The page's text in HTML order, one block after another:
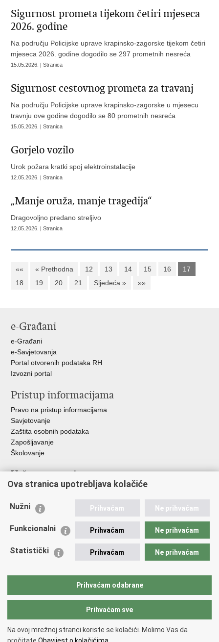
Sigurnost prometa tijekom četiri mjeseca
2026. godine
Na području Policijske uprave krapinsko-zagorske tijekom četiri
mjeseca 2026. godine dogodilo se 297 prometnih nesreća
15.05.2026. | Stranica
Sigurnost cestovnog prometa za travanj
Na području Policijske uprave krapinsko-zagorske u mjesecu
travnju ove godine dogodilo se 80 prometnih nesreća
15.05.2026. | Stranica
Gorjelo vozilo
Urok požara kratki spoj elektroinstalacije
12.05.2026. | Stranica
„Manje oruža, manje tragedija“
Dragovoljno predano streljivo
12.05.2026. | Stranica
«« « Prethodna 12 13 14 15 16
17
18
19 20 21 Sljedeća » »»
e-Građani
e-Građani
e-Savjetovanja
Portal otvorenih podataka RH
Izvozni portal
Pristup informacijama
Pravo na pristup informacijama
Savjetovanje
Zaštita osobnih podataka
Zapošljavanje
Školovanje
Važne poveznice
Ministarstvo unutarnjih poslova
Udruge
Policijska akademija
Zaklada policijske solidarnosti
Vučetić"
Copyright © 2026 Policijska uprava krapinsko-zagorska.
Ova stranica upotrebljava kolačiće
Nužni Prihvaćam Ne prihvaćam
Funkcionalni Prihvaćam Ne prihvaćam
Statistički Prihvaćam Ne prihvaćam
Prihvaćam odabrane
Prihvaćam sve
Na ovoj mrežnoj stranci koriste se kolačići. Molimo Vas da